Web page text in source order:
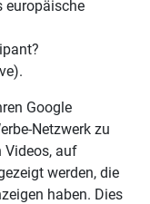
europäische
Google
Netzwerk zu
Videos, auf
werden, die
haben. Dies